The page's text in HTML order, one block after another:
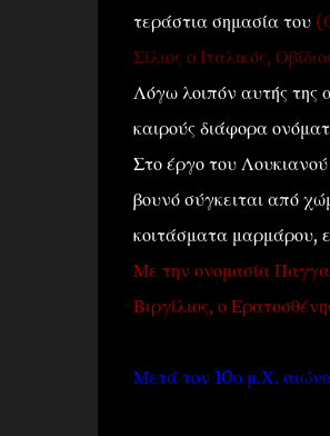
τεράστια σημασία του
Σίλιος ο Ιταλικός,
Λόγω λοιπόν αυτής της
καιρούς διάφορα
Στο έργο του Λουκιανού
βουνό σύγκειται από
κοιτάσματα μαρμάρου,
Με την ονομασία
Βιργίλιος, ο
Μετά τον 10ο μ.Χ.